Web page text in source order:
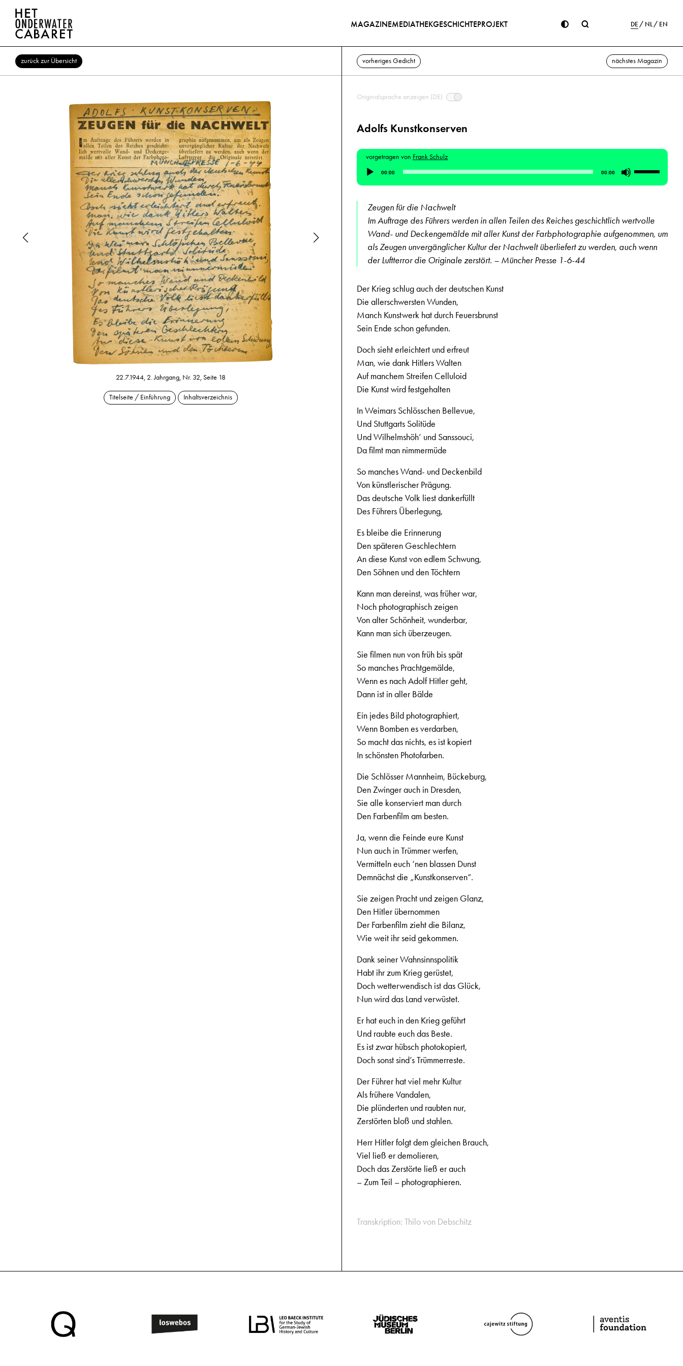
MAGAZINEMEDIATHEKGESCHICHTEPROJEKT DE NL EN
zurück zur Übersicht
22.7.1944, 2. Jahrgang, Nr. 32, Seite 18 22.7.1944, 2. Jahrgang, Nr. 32, Seite 19
Titelseite / Einführung Inhaltsverzeichnis
vorheriges Gedicht nächstes Magazin
Originalsprache anzeigen (DE)
Adolfs Kunstkonserven
vorgetragen von Frank Schulz
Audio-
Player
00:00 00:00
Pfeiltasten
Hoch/
die
Lautstärke
zu
Zeugen für die Nachwelt
Im Auftrage des Führers werden in allen Teilen des Reiches geschichtlich wertvolle
Wand- und Deckengemälde mit aller Kunst der Farbphotographie aufgenommen, um
als Zeugen unvergänglicher Kultur der Nachwelt überliefert zu werden, auch wenn
der Luftterror die Originale zerstört. – Müncher Presse 1-6-44
Der Krieg schlug auch der deutschen Kunst
Die allerschwersten Wunden,
Manch Kunstwerk hat durch Feuersbrunst
Sein Ende schon gefunden.
Doch sieht erleichtert und erfreut
Man, wie dank Hitlers Walten
Auf manchem Streifen Celluloid
Die Kunst wird festgehalten
In Weimars Schlösschen Bellevue,
Und Stuttgarts Solitüde
Und Wilhelmshöh’ und Sanssouci,
Da filmt man nimmermüde
So manches Wand- und Deckenbild
Von künstlerischer Prägung.
Das deutsche Volk liest dankerfüllt
Des Führers Überlegung,
Es bleibe die Erinnerung
Den späteren Geschlechtern
An diese Kunst von edlem Schwung,
Den Söhnen und den Töchtern
Kann man dereinst, was früher war,
Noch photographisch zeigen
Von alter Schönheit, wunderbar,
Kann man sich überzeugen.
Sie filmen nun von früh bis spät
So manches Prachtgemälde,
Wenn es nach Adolf Hitler geht,
Dann ist in aller Bälde
Ein jedes Bild photographiert,
Wenn Bomben es verdarben,
So macht das nichts, es ist kopiert
In schönsten Photofarben.
Die Schlösser Mannheim, Bückeburg,
Den Zwinger auch in Dresden,
Sie alle konserviert man durch
Den Farbenfilm am besten.
Ja, wenn die Feinde eure Kunst
Nun auch in Trümmer werfen,
Vermitteln euch ‘nen blassen Dunst
Demnächst die „Kunstkonserven“.
Sie zeigen Pracht und zeigen Glanz,
Den Hitler übernommen
Der Farbenfilm zieht die Bilanz,
Wie weit ihr seid gekommen.
Dank seiner Wahnsinnspolitik
Habt ihr zum Krieg gerüstet,
Doch wetterwendisch ist das Glück,
Nun wird das Land verwüstet.
Er hat euch in den Krieg geführt
Und raubte euch das Beste.
Es ist zwar hübsch photokopiert,
Doch sonst sind’s Trümmerreste.
Der Führer hat viel mehr Kultur
Als frühere Vandalen,
Die plünderten und raubten nur,
Zerstörten bloß und stahlen.
Herr Hitler folgt dem gleichen Brauch,
Viel ließ er demolieren,
Doch das Zerstörte ließ er auch
– Zum Teil – photographieren.
Transkription: Thilo von Debschitz